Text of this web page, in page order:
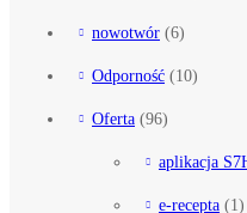
nowotwór (6)
Odporność (10)
Oferta (96)
aplikacja
e-recepta (1)